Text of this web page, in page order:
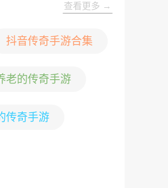
查看更多 →
抖音传奇手游合集
老的传奇手游
传奇手游